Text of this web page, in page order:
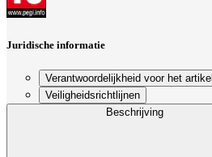
Juridische informatie
Verantwoordelijkheid voor het artikel
Veiligheidsrichtlijnen
Beschrijving